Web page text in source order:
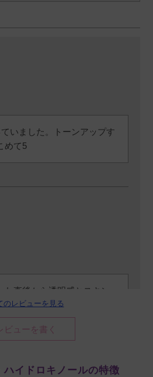
いました。トーンアップす
めて5
た直後から透明感とスキン
られます。
乾燥肌な人はコックリ系の
のレビューを見る
ビューを書く
ハイドロキノールの特徴